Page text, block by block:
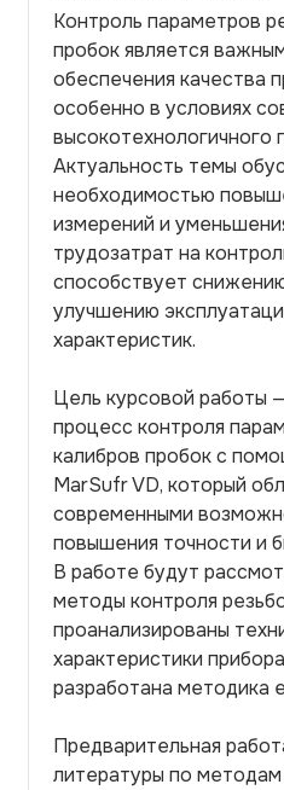
Контроль параметров
пробок является
обеспечения качества
особенно в условиях
высокотехнологичного
Актуальность темы
необходимостью
измерений и
трудозатрат на
способствует
улучшению
характеристик.
Цель курсовой работы
процесс контроля
калибров пробок с
MarSufr VD, который
современными
повышения точности и
В работе будут
методы контроля
проанализированы
характеристики
разработана методика
Предварительная
литературы по